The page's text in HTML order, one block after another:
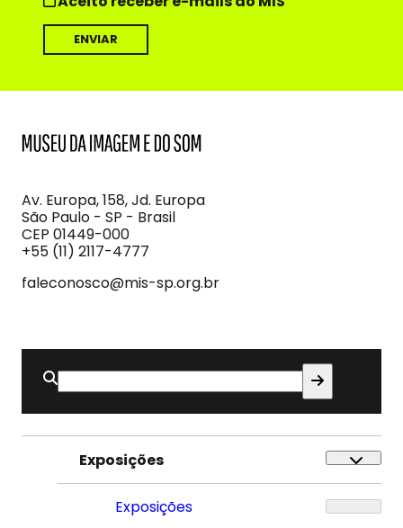
Imagem
e
do
Som
Av. Europa, 158, Jd. Europa
São Paulo - SP - Brasil
CEP 01449-000
+55 (11) 2117-4777
faleconosco@mis-sp.org.br
Buscar
por:
Exposições
Exposições